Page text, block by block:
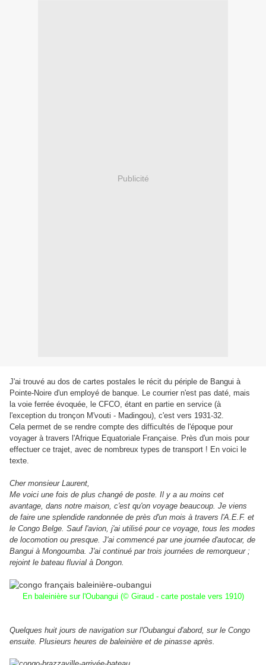
Publicité
J'ai trouvé au dos de cartes postales le récit du périple de Bangui à
Pointe-Noire d'un employé de banque. Le courrier n'est pas daté, mais
la voie ferrée évoquée, le CFCO, étant en partie en service (à
l'exception du tronçon M'vouti - Madingou), c'est vers 1931-32.
Cela permet de se rendre compte des difficultés de l'époque pour
voyager à travers l'Afrique Equatoriale Française. Près d'un mois pour
effectuer ce trajet, avec de nombreux types de transport ! En voici le
texte.
Cher monsieur Laurent,
Me voici une fois de plus changé de poste. Il y a au moins cet
avantage, dans notre maison, c'est qu'on voyage beaucoup. Je viens
de faire une splendide randonnée de près d'un mois à travers l'A.E.F. et
le Congo Belge. Sauf l'avion, j'ai utilisé pour ce voyage, tous les modes
de locomotion ou presque. J'ai commencé par une journée d'autocar, de
Bangui à Mongoumba. J'ai continué par trois journées de remorqueur ;
rejoint le bateau fluvial à Dongon.
En baleinière sur l'Oubangui (© Giraud - carte postale vers 1910)
Quelques huit jours de navigation sur l'Oubangui d'abord, sur le Congo
ensuite. Plusieurs heures de baleinière et de pinasse après.